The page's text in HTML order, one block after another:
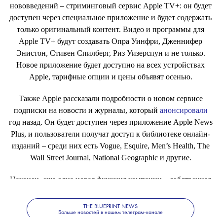
нововведений – стриминговый сервис Apple TV+: он будет
доступен через специальное приложение и будет содержать
только оригинальный контент. Видео и программы для
Apple TV+ будут создавать Опра Уинфри, Дженнифер
Энистон, Стивен Спилберг, Риз Уизерспун и не только.
Новое приложение будет доступно на всех устройствах
Apple, тарифные опции и цены объявят осенью.
Также Apple рассказали подробности о новом сервисе
подписки на новости и журналы, который анонсировали
год назад. Он будет доступен через приложение Apple News
Plus, и пользователи получат доступ к библиотеке онлайн-
изданий – среди них есть Vogue, Esquire, Men’s Health, The
Wall Street Journal, National Geographic и другие.
Наконец, еще одна новая функция компании – собственная
компании, новая карта предполагает платежи без комиссий,
более низкие процентные ставки по кредитам, а также
THE BLUEPRINT NEWS
Больше новостей в нашем телеграм-канале